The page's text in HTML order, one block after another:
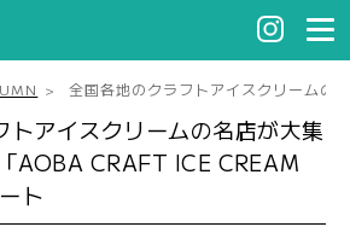
全国各地のクラフトアイスクリームの
トアイスクリームの名店が大集
AOBA CRAFT ICE CREAM
ト